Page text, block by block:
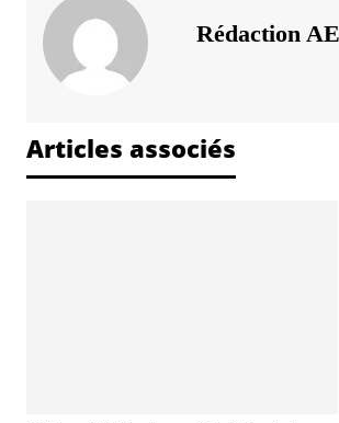
Rédaction AE
Articles associés